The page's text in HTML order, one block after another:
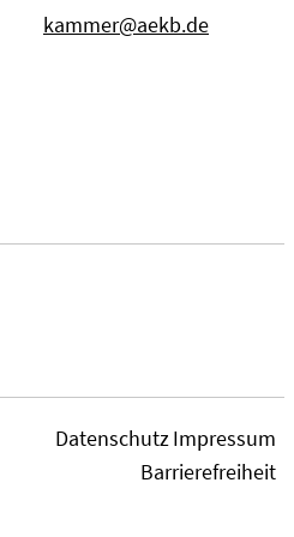
kammer@aekb.de
DatenschutzImpressum
Barrierefreiheit